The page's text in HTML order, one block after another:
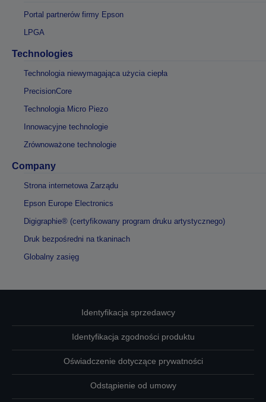
Portal partnerów firmy Epson
LPGA
Technologies
Technologia niewymagająca użycia ciepła
PrecisionCore
Technologia Micro Piezo
Innowacyjne technologie
Zrównoważone technologie
Company
Strona internetowa Zarządu
Epson Europe Electronics
Digigraphie® (certyfikowany program druku artystycznego)
Druk bezpośredni na tkaninach
Globalny zasięg
Identyfikacja sprzedawcy
Identyfikacja zgodności produktu
Oświadczenie dotyczące prywatności
Odstąpienie od umowy